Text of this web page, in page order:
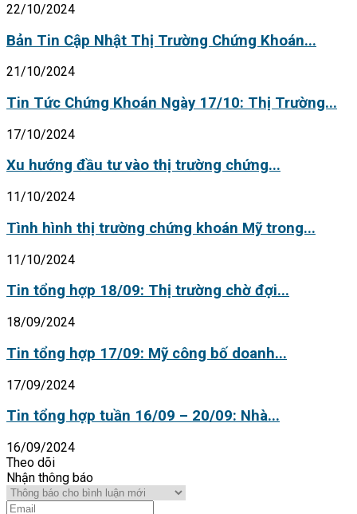
22/10/2024
Bản Tin Cập Nhật Thị Trường Chứng Khoán...
21/10/2024
Tin Tức Chứng Khoán Ngày 17/10: Thị Trường...
17/10/2024
Xu hướng đầu tư vào thị trường chứng...
11/10/2024
Tình hình thị trường chứng khoán Mỹ trong...
11/10/2024
Tin tổng hợp 18/09: Thị trường chờ đợi...
18/09/2024
Tin tổng hợp 17/09: Mỹ công bố doanh...
17/09/2024
Tin tổng hợp tuần 16/09 – 20/09: Nhà...
16/09/2024
Theo dõi
Nhận thông báo